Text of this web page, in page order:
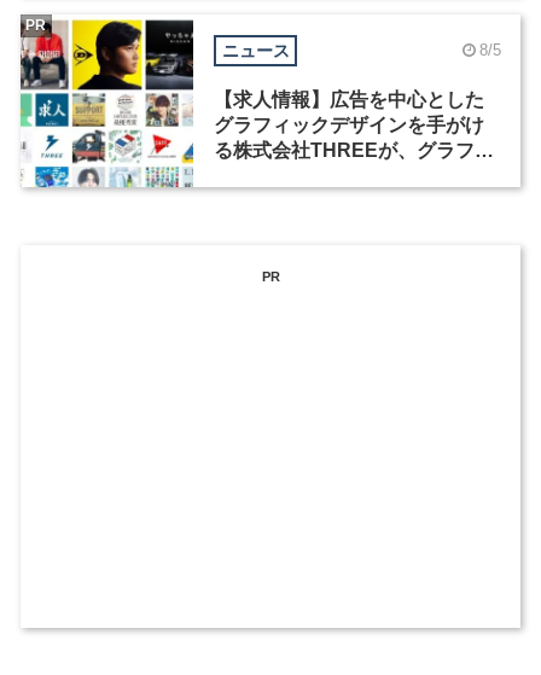
ニュース 8/5
【求人情報】広告を中心とした
グラフィックデザインを手がけ
る株式会社THREEが、グラフィ
PR
PR